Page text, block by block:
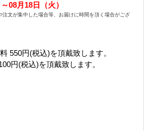
08月18日（火）
注文が集中した場合等、お届けに時間を頂く場合がござ
550円(税込)を頂戴致します。
円(税込)を頂戴致します。